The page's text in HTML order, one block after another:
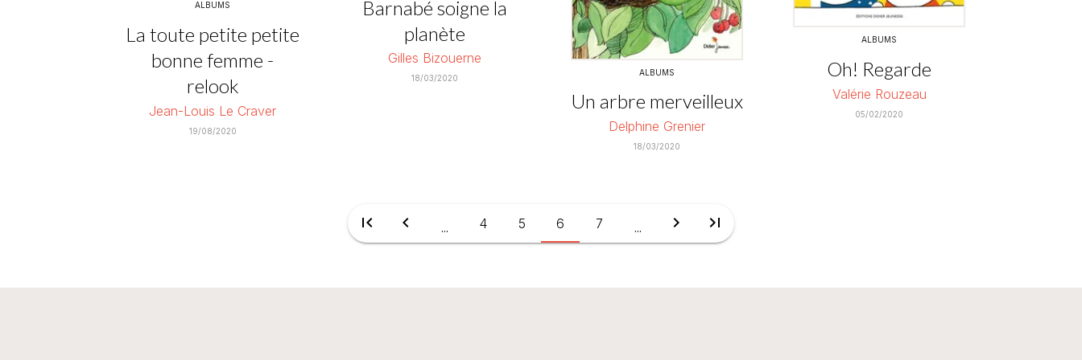
ALBUMS
La toute petite petite
bonne femme -
relook
Jean-Louis Le Craver
19/08/2020
Barnabé soigne la
planète
Gilles Bizouerne
18/03/2020
ALBUMS
Un arbre merveilleux
Delphine Grenier
18/03/2020
ALBUMS
Oh! Regarde
Valérie Rouzeau
05/02/2020
first_page chevron_left ... 4 5 6 7 ... chevron_right last_page